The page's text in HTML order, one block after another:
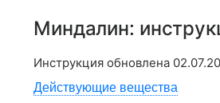
Миндалин:
Инструкция обновлена
Действующие вещества